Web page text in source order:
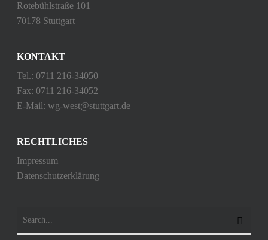
Rotebühlstraße 101
70178 Stuttgart
KONTAKT
Tel.: 0711 216-34050
Fax: 0711 216-34052
E-Mail: wg-west@stuttgart.de
RECHTLICHES
Impressum
Datenschutzerklärung